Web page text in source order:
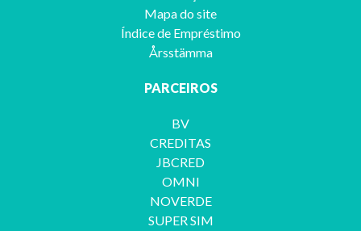
Mapa do site
Índice de Empréstimo
Årsstämma
PARCEIROS
BV
CREDITAS
JBCRED
OMNI
NOVERDE
SUPER SIM